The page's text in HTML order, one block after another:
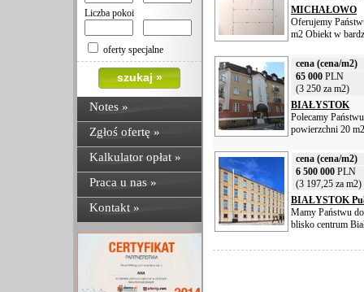
Liczba pokoi
oferty specjalne
Notes »
Zgłoś ofertę »
Kalkulator opłat »
Praca u nas »
Kontakt »
MICHAŁOWO
Oferujemy
m2 Obiekt w
cena (cena/m2)
65 000 PLN
(3 250 za m2)
BIAŁYSTOK
Polecamy
powierzchni 20
cena (cena/m2)
6 500 000 PLN
(3 197,25 za m2)
BIAŁYSTOK
Mamy Państwu
blisko centrum